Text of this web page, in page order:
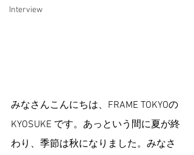
Interview
みなさんこんにちは、FRAME TOKYOの
KYOSUKE です。あっという間に夏が終
わり、季節は秋になりました。みなさ